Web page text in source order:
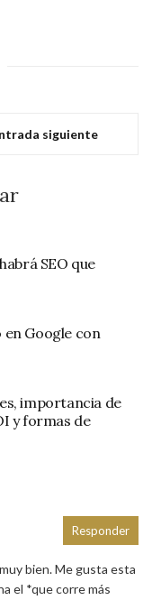
siguiente
SEO que
en Google con
importancia de
y formas de
bien. Me gusta esta
el *que corre más
Responder